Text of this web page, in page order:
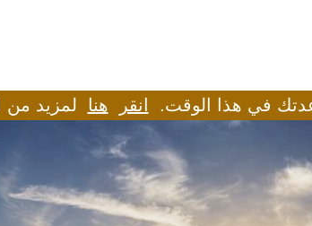
انقر هنا لمزيد من